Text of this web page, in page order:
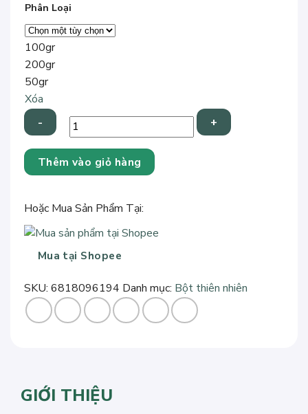
Phân Loại
100gr
200gr
50gr
Xóa
Mặt
Nạ
Tảo
Cám
Gạo
Handmade
số
lượng
Thêm vào giỏ hàng
Hoặc Mua Sản Phẩm Tại:
Mua tại Shopee
SKU: 6818096194 Danh mục: Bột thiên nhiên
GIỚI THIỆU